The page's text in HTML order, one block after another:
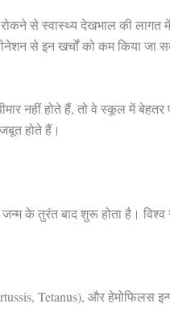
से स्वास्थ्य देखभाल की
से इन खर्चों को कम किया जा
नहीं होते हैं, तो वे स्कूल में
होते हैं।
के तुरंत बाद शुरू होता है।
Tetanus), और हेमोफिलस